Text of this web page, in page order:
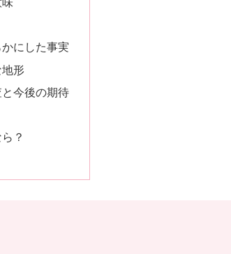
にした事実
形
今後の期待
？